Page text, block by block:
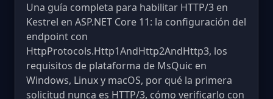
Una guía completa para habilitar HTTP/3 en
Kestrel en ASP.NET Core 11: la configuración del
endpoint con
HttpProtocols.Http1AndHttp2AndHttp3, los
requisitos de plataforma de MsQuic en
Windows, Linux y macOS, por qué la primera
solicitud nunca es HTTP/3, cómo verificarlo con